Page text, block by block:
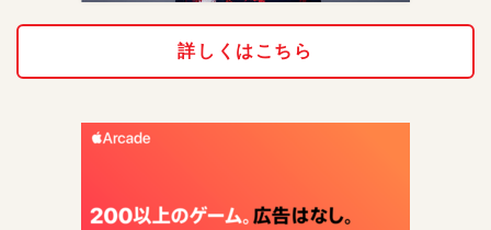
詳しくはこちら